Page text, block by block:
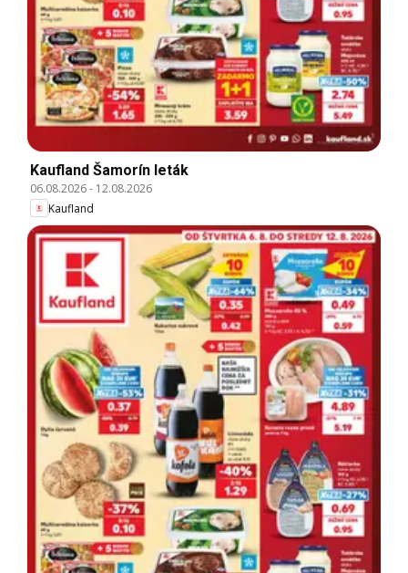
Kaufland Šamorín leták
06.08.2026- 12.08.2026
Kaufland